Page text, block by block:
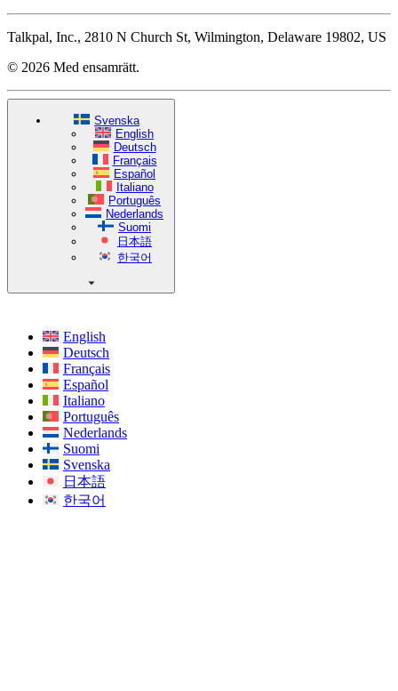
Talkpal, Inc., 2810 N Church St, Wilmington, Delaware 19802, US
© 2026 Med ensamrätt.
Svenska
English
Deutsch
Français
Español
Italiano
Português
Nederlands
Suomi
日本語
한국어
English
Deutsch
Français
Español
Italiano
Português
Nederlands
Suomi
Svenska
日本語
한국어